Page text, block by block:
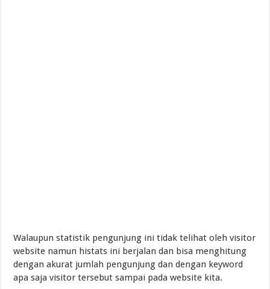
Walaupun statistik pengunjung ini tidak telihat oleh visitor
website namun histats ini berjalan dan bisa menghitung
dengan akurat jumlah pengunjung dan dengan keyword
apa saja visitor tersebut sampai pada website kita.